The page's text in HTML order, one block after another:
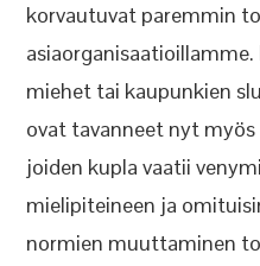
korvautuvat paremmin
miehet tai kaupunkien
ovat tavanneet nyt myös
joiden kupla vaatii
mielipiteineen ja
normien muuttaminen